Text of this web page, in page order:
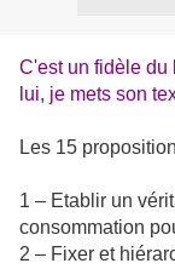
C'est un fidèle du
lui, je mets son
Les 15
1 – Etablir un
consommation
2 – Fixer et